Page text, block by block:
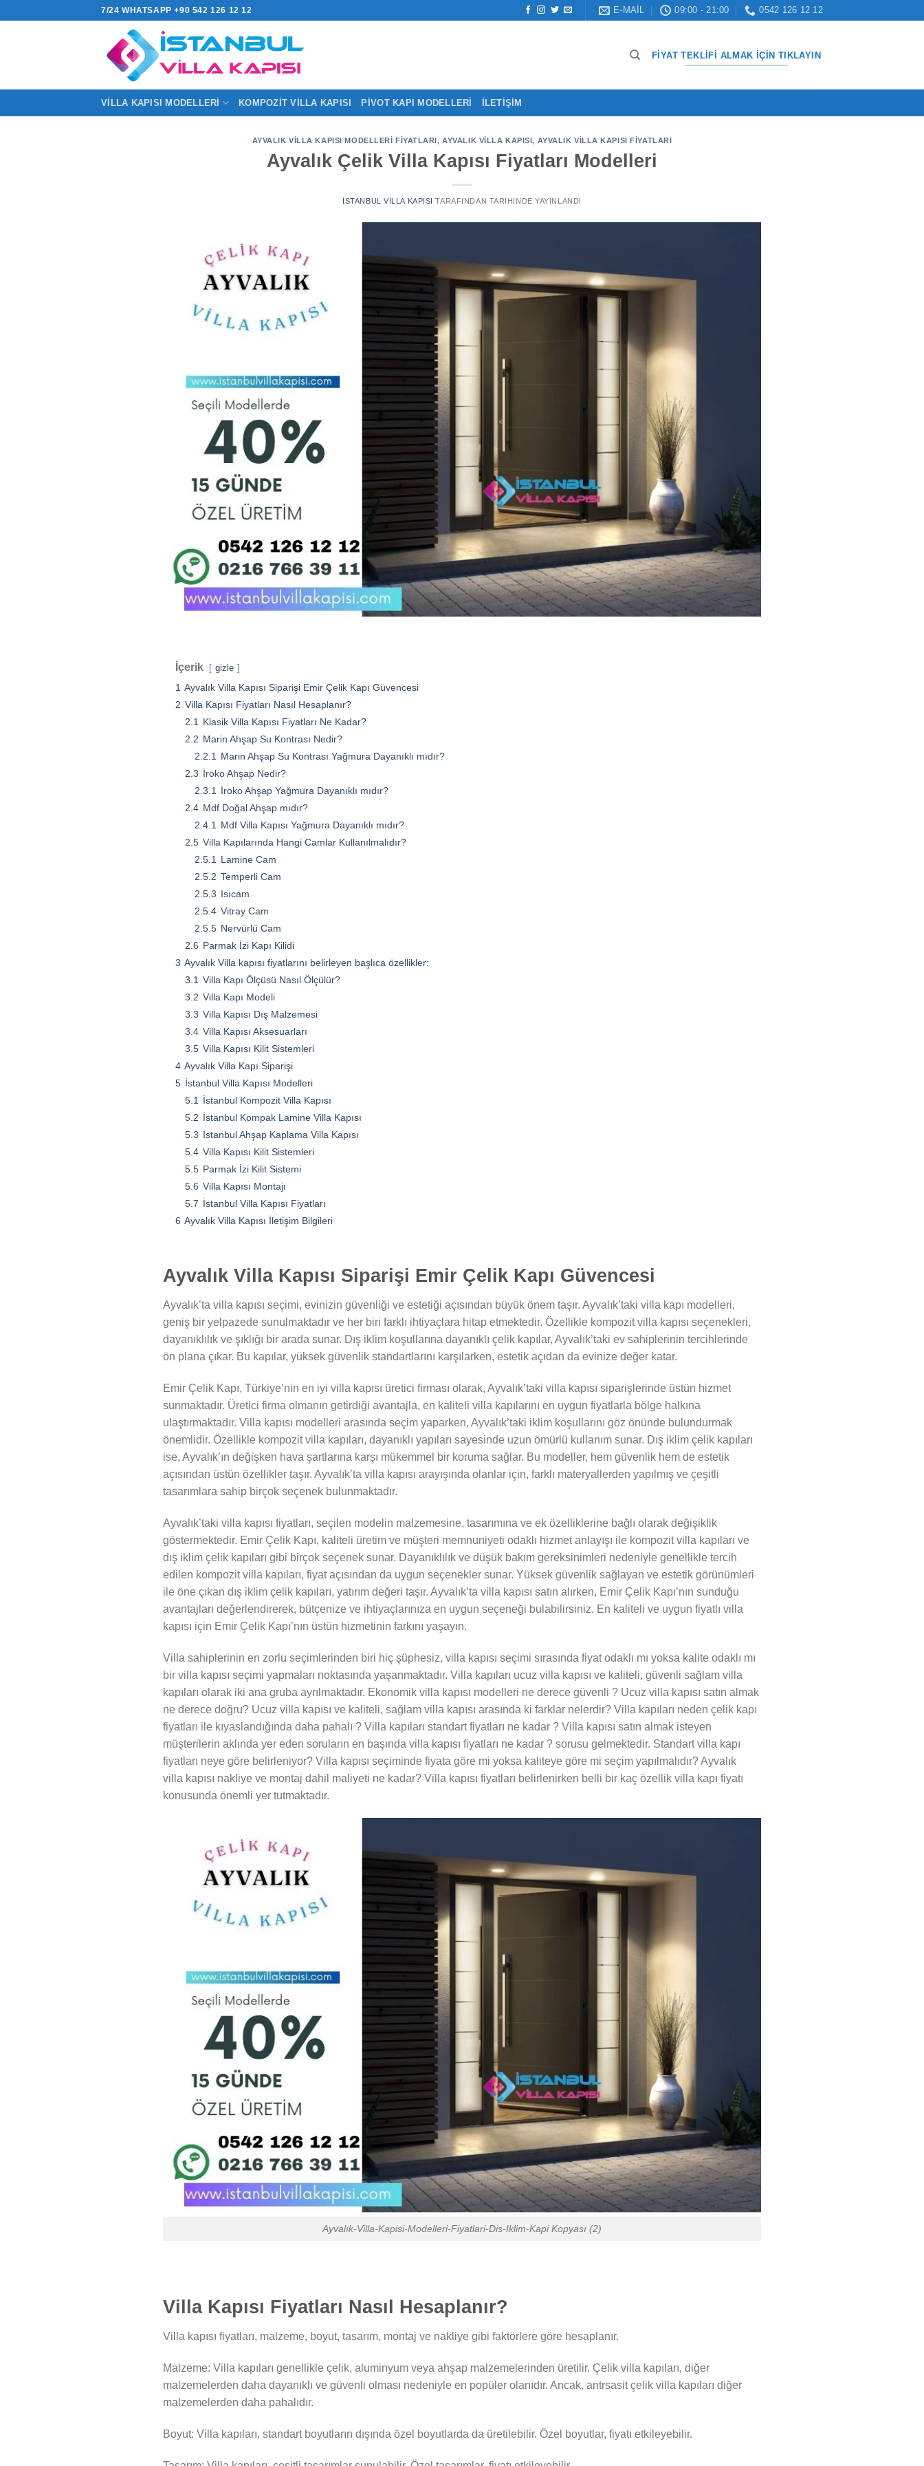
7/24 WHATSAPP +90 542 126 12 12 E-MAIL 09:00 - 21:00 0542 126 12 12
FIYAT TEKLIFI ALMAK İÇIN TIKLAYIN
VILLA KAPISI MODELLERI KOMPOZIT VILLA KAPISI PIVOT KAPI MODELLERI İLETIŞIM
AYVALIK VILLA KAPISI MODELLERI FIYATLARI,AYVALIK VILLA KAPISI, AYVALIK VILLA KAPISI FIYATLARI
Ayvalık Çelik Villa Kapısı Fiyatları Modelleri
İSTANBUL VILLA KAPISI TARAFINDAN TARIHINDE YAYINLANDI
İçerik gizle
1 Ayvalık Villa Kapısı Siparişi Emir Çelik Kapı Güvencesi
2 Villa Kapısı Fiyatları Nasıl Hesaplanır?
2.1
Klasik Villa Kapısı Fiyatları Ne Kadar?
2.2 Marin Ahşap Su Kontrası Nedir?
2.2.1
Marin Ahşap Su Kontrası Yağmura Dayanıklı mıdır?
2.3 İroko Ahşap Nedir?
2.3.1
İroko Ahşap Yağmura Dayanıklı mıdır?
2.4 Mdf Doğal Ahşap mıdır?
2.4.1
Mdf Villa Kapısı Yağmura Dayanıklı mıdır?
2.5 Villa Kapılarında Hangi Camlar Kullanılmalıdır?
2.5.1
Lamine Cam
2.5.2 Temperli Cam
2.5.3 Isıcam
2.5.4 Vitray Cam
2.5.5 Nervürlü Cam
2.6 Parmak İzi Kapı Kilidi
3 Ayvalık Villa kapısı fiyatlarını belirleyen başlıca özellikler:
3.1 Villa Kapı Ölçüsü Nasıl Ölçülür?
3.2 Villa Kapı Modeli
3.3 Villa Kapısı Dış Malzemesi
3.4 Villa Kapısı Aksesuarları
3.5 Villa Kapısı Kilit Sistemleri
4 Ayvalık Villa Kapı Siparişi
5 İstanbul Villa Kapısı Modelleri
5.1
İstanbul Kompozit Villa Kapısı
5.2 İstanbul Kompak Lamine Villa Kapısı
5.3 İstanbul Ahşap Kaplama Villa Kapısı
5.4 Villa Kapısı Kilit Sistemleri
5.5 Parmak İzi Kilit Sistemi
5.6 Villa Kapısı Montajı
5.7 İstanbul Villa Kapısı Fiyatları
6 Ayvalık Villa Kapısı İletişim Bilgileri
Ayvalık Villa Kapısı Siparişi Emir Çelik Kapı Güvencesi
Ayvalık’ta villa kapısı seçimi, evinizin güvenliği ve estetiği açısından büyük önem taşır. Ayvalık’taki villa kapı modelleri,
geniş bir yelpazede sunulmaktadır ve her biri farklı ihtiyaçlara hitap etmektedir. Özellikle kompozit villa kapısı seçenekleri,
dayanıklılık ve şıklığı bir arada sunar. Dış iklim koşullarına dayanıklı çelik kapılar, Ayvalık’taki ev sahiplerinin tercihlerinde
ön plana çıkar. Bu kapılar, yüksek güvenlik standartlarını karşılarken, estetik açıdan da evinize değer katar.
Emir Çelik Kapı, Türkiye’nin en iyi villa kapısı üretici firması olarak, Ayvalık’taki villa kapısı siparişlerinde üstün hizmet
sunmaktadır. Üretici firma olmanın getirdiği avantajla, en kaliteli villa kapılarını en uygun fiyatlarla bölge halkına
ulaştırmaktadır. Villa kapısı modelleri arasında seçim yaparken, Ayvalık’taki iklim koşullarını göz önünde bulundurmak
önemlidir. Özellikle kompozit villa kapıları, dayanıklı yapıları sayesinde uzun ömürlü kullanım sunar. Dış iklim çelik kapıları
ise, Ayvalık’ın değişken hava şartlarına karşı mükemmel bir koruma sağlar. Bu modeller, hem güvenlik hem de estetik
açısından üstün özellikler taşır. Ayvalık’ta villa kapısı arayışında olanlar için, farklı materyallerden yapılmış ve çeşitli
tasarımlara sahip birçok seçenek bulunmaktadır.
Ayvalık’taki villa kapısı fiyatları, seçilen modelin malzemesine, tasarımına ve ek özelliklerine bağlı olarak değişiklik
göstermektedir. Emir Çelik Kapı, kaliteli üretim ve müşteri memnuniyeti odaklı hizmet anlayışı ile kompozit villa kapıları ve
dış iklim çelik kapıları gibi birçok seçenek sunar. Dayanıklılık ve düşük bakım gereksinimleri nedeniyle genellikle tercih
edilen kompozit villa kapıları, fiyat açısından da uygun seçenekler sunar. Yüksek güvenlik sağlayan ve estetik görünümleri
ile öne çıkan dış iklim çelik kapıları, yatırım değeri taşır. Ayvalık’ta villa kapısı satın alırken, Emir Çelik Kapı’nın sunduğu
avantajları değerlendirerek, bütçenize ve ihtiyaçlarınıza en uygun seçeneği bulabilirsiniz. En kaliteli ve uygun fiyatlı villa
kapısı için Emir Çelik Kapı’nın üstün hizmetinin farkını yaşayın.
Villa sahiplerinin en zorlu seçimlerinden biri hiç şüphesiz, villa kapısı seçimi sırasında fiyat odaklı mı yoksa kalite odaklı mı
bir villa kapısı seçimi yapmaları noktasında yaşanmaktadır. Villa kapıları ucuz villa kapısı ve kaliteli, güvenli sağlam villa
kapıları olarak iki ana gruba ayrılmaktadır. Ekonomik villa kapısı modelleri ne derece güvenli ? Ucuz villa kapısı satın almak
ne derece doğru? Ucuz villa kapısı ve kaliteli, sağlam villa kapısı arasında ki farklar nelerdir? Villa kapıları neden çelik kapı
fiyatları ile kıyaslandığında daha pahalı ? Villa kapıları standart fiyatları ne kadar ? Villa kapısı satın almak isteyen
müşterilerin aklında yer eden soruların en başında villa kapısı fiyatları ne kadar ? sorusu gelmektedir. Standart villa kapı
fiyatları neye göre belirleniyor? Villa kapısı seçiminde fiyata göre mi yoksa kaliteye göre mi seçim yapılmalıdır? Ayvalık
villa kapısı nakliye ve montaj dahil maliyeti ne kadar? Villa kapısı fiyatları belirlenirken belli bir kaç özellik villa kapı fiyatı
konusunda önemli yer tutmaktadır.
Ayvalık-Villa-Kapisi-Modelleri-Fiyatlari-Dis-Iklim-Kapi Kopyası (2)
Villa Kapısı Fiyatları Nasıl Hesaplanır?
Villa kapısı fiyatları, malzeme, boyut, tasarım, montaj ve nakliye gibi faktörlere göre hesaplanır.
Malzeme: Villa kapıları genellikle çelik, aluminyum veya ahşap malzemelerinden üretilir. Çelik villa kapıları, diğer
malzemelerden daha dayanıklı ve güvenli olması nedeniyle en popüler olanıdır. Ancak, antrsasit çelik villa kapıları diğer
malzemelerden daha pahalıdır.
Boyut: Villa kapıları, standart boyutların dışında özel boyutlarda da üretilebilir. Özel boyutlar, fiyatı etkileyebilir.